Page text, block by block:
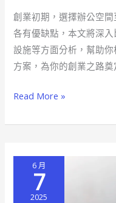
創業初期，選擇辦公空
各有優缺點，本文將深
設施等方面分析，幫助
方案，為你的創業之路奠
址
關
鍵
商
中
Read More »
6 月
7
2025